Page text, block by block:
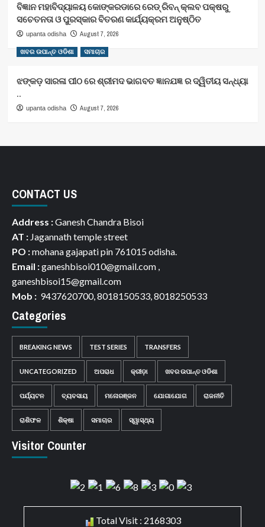
ବିଜ୍ଞାନ ମହାବିଦ୍ୟାଳୟ କୋଙ୍କରଡାରେ ରେଡ୍ ରିବନ୍ କ୍ଲବ ପକ୍ଷରୁ
ସଚେତନତା ଓ ପୁରସ୍କାର ବିତରଣ କାର୍ଯ୍ୟକ୍ରମ ଅନୁଷ୍ଠିତ
upanta odisha August 7, 2026
ଖବର ଉପାନ୍ତ ଓଡିଶା ସମାଚାର
ଝଙ୍କଡ଼ ସାରଳା ପୀଠ ରେ ଶ୍ରୀମଦ ଭାଗବତ ଜ୍ଞାନଯଜ୍ଞ ର ଦ୍ୱିତୀୟ ସନ୍ଧ୍ୟା
..
upanta odisha August 7, 2026
CONTACT US
Address :Ganesh Chandra Bisoi
AT : Jagannath temple street
PO :mohana gajapati pin 761015 odisha.
Email :ganeshbisoi010@gmail.com ,
ganeshbisoi15@gmail.com
Mob : 9437620700, 8018150533, 8018250533
Categories
BREAKING NEWS TEST SERIES TRANSFERS
UNCATEGORIZED ଅପରାଧ କ୍ରୀଡ଼ା ଖବର ଉପାନ୍ତ ଓଡିଶା
ପର୍ଯ୍ୟଟନ ବ୍ୟବସାୟ ମନୋରଞ୍ଜନ ଯୋଗାଯୋଗ ରାଜନୀତି
ରାଶିଫଳ ଶିକ୍ଷା ସମାଚାର ସ୍ୱାସ୍ଥ୍ୟ
Visitor Counter
Total Visit : 2168303